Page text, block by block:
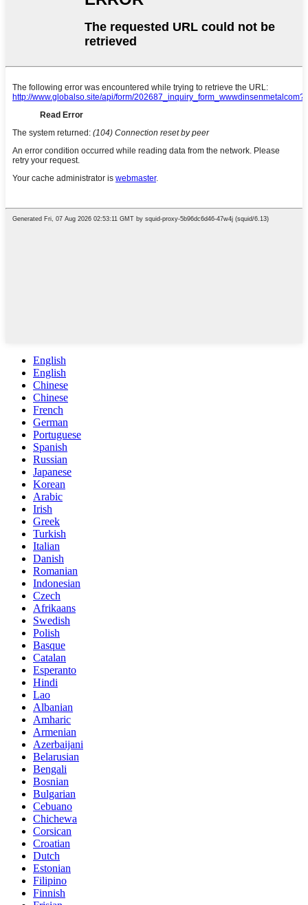
English
English
Chinese
Chinese
French
German
Portuguese
Spanish
Russian
Japanese
Korean
Arabic
Irish
Greek
Turkish
Italian
Danish
Romanian
Indonesian
Czech
Afrikaans
Swedish
Polish
Basque
Catalan
Esperanto
Hindi
Lao
Albanian
Amharic
Armenian
Azerbaijani
Belarusian
Bengali
Bosnian
Bulgarian
Cebuano
Chichewa
Corsican
Croatian
Dutch
Estonian
Filipino
Finnish